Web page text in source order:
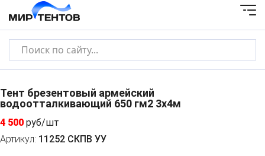
Тент брезентовый армейский
водоотталкивающий 650 гм2 3x4м
4 500 руб/шт
Артикул: 11252 СКПВ УУ